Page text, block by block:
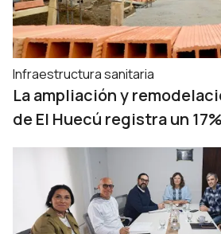
Infraestructura sanitaria
La ampliación y
de El Huecú registra un